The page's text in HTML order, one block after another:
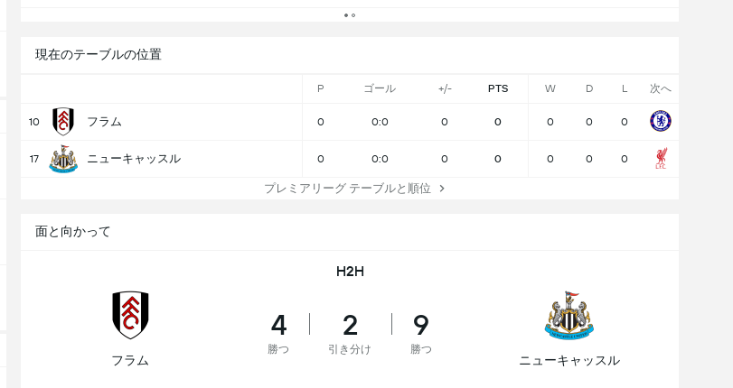
現在のテーブルの位置
P ゴール +/- PTS W D L 次へ
10 フラム 0 0:0 0 0 0 0 0
17 ニューキャッスル 0 0:0 0 0 0 0 0
プレミアリーグ テーブルと順位
面と向かって
H2H
フラム
4
勝つ
2
引き分け
9
勝つ
ニューキャッスル